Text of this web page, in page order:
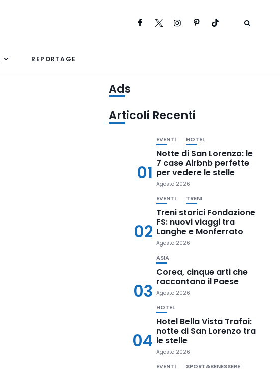
REPORTAGE
Ads
Articoli Recenti
01
EVENTI HOTEL
Notte di San Lorenzo: le
7 case Airbnb perfette
per vedere le stelle
Agosto 2026
02
EVENTI TRENI
Treni storici Fondazione
FS: nuovi viaggi tra
Langhe e Monferrato
Agosto 2026
03
ASIA
Corea, cinque arti che
raccontano il Paese
Agosto 2026
04
HOTEL
Hotel Bella Vista Trafoi:
notte di San Lorenzo tra
le stelle
Agosto 2026
EVENTI SPORT&BENESSERE